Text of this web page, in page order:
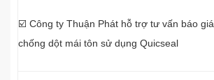
☑️ Công ty Thuận Phát hỗ trợ tư vấn báo giá
chống dột mái tôn sử dụng Quicseal